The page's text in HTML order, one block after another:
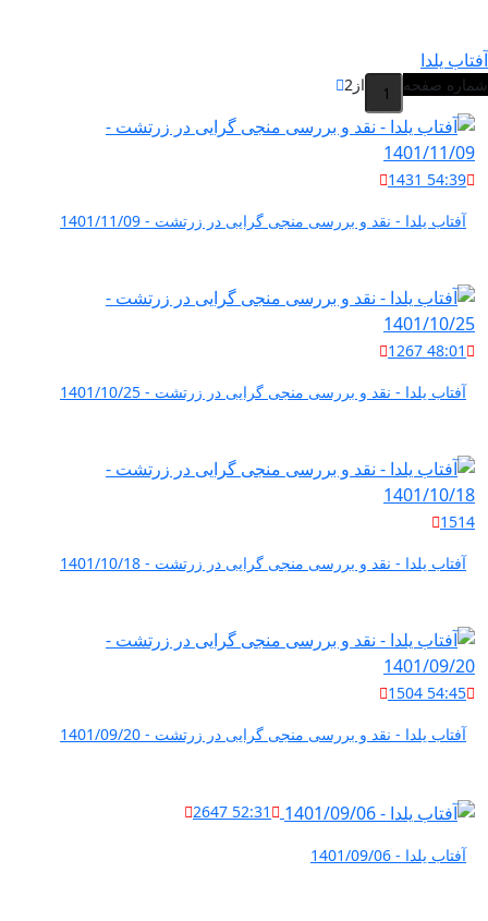
آفتاب یلدا
شماره صفحه از 2
54:39
1431
آفتاب یلدا - نقد و بررسی منجی گرایی در زرتشت - 1401/11/09
48:01
1267
آفتاب یلدا - نقد و بررسی منجی گرایی در زرتشت - 1401/10/25
1514
آفتاب یلدا - نقد و بررسی منجی گرایی در زرتشت - 1401/10/18
54:45
1504
آفتاب یلدا - نقد و بررسی منجی گرایی در زرتشت - 1401/09/20
52:31
2647
آفتاب یلدا - 1401/09/06